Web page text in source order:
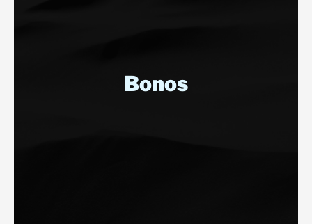
Bonos